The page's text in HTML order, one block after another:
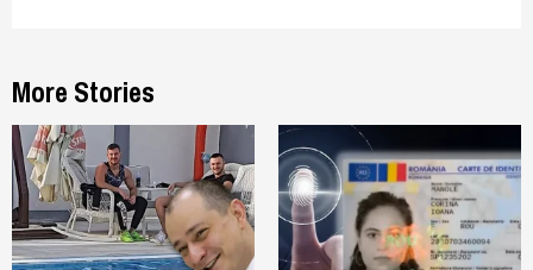
More Stories